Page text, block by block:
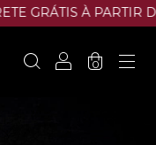
GRÁTIS À PARTIR DE
0